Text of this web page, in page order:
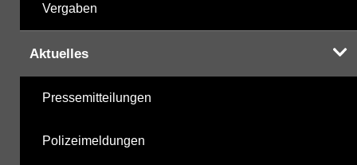
Vergaben
Aktuelles
Pressemitteilungen
Polizeimeldungen